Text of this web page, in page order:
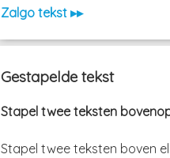
Zalgo tekst ▸▸
Gestapelde tekst
Stapel twee teksten
Stapel twee teksten boven